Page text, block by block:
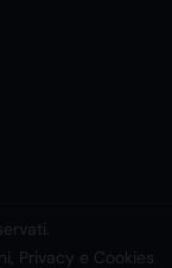
Privacy e Cookies